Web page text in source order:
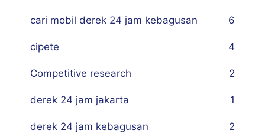
cari mobil derek 24 jam kebagusan 6
cipete 4
Competitive research 2
derek 24 jam jakarta 1
derek 24 jam kebagusan 2